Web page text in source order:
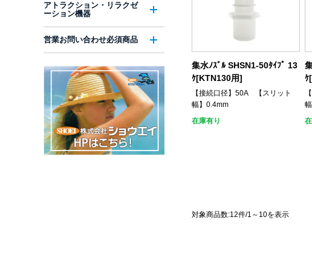
集水ﾉｽﾞﾙ SHSN1-50ﾀｲﾌﾟ 13
ｹ[KTN130用]
【接続口径】50A 【スリット
幅】0.4mm
在庫有り
ｹ
対象商品数:12件/1～10を表示
アトラクション・リラクゼ
ーション機器
営業お問い合わせ必須商品